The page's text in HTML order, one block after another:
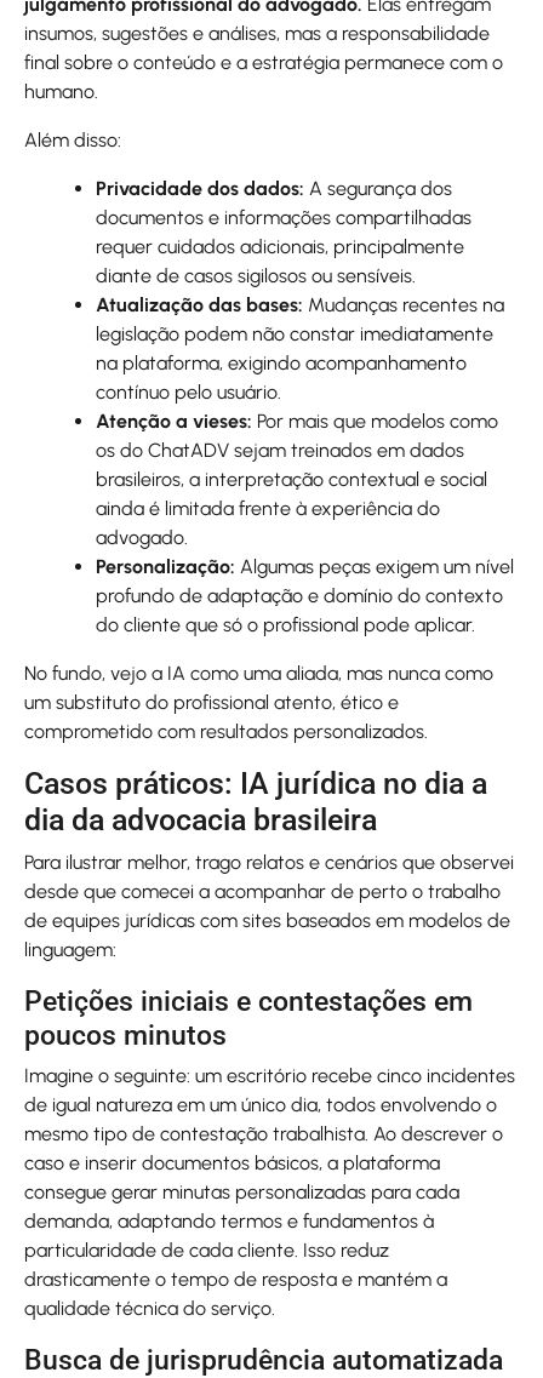
insumos, sugestões e análises, mas a responsabilidade
final sobre o conteúdo e a estratégia permanece com o
humano.
Além disso:
Privacidade dos dados: A segurança dos
documentos e informações compartilhadas
requer cuidados adicionais, principalmente
diante de casos sigilosos ou sensíveis.
Atualização das bases: Mudanças recentes na
legislação podem não constar imediatamente
na plataforma, exigindo acompanhamento
contínuo pelo usuário.
Atenção a vieses: Por mais que modelos como
os do ChatADV sejam treinados em dados
brasileiros, a interpretação contextual e social
ainda é limitada frente à experiência do
advogado.
Personalização: Algumas peças exigem um nível
profundo de adaptação e domínio do contexto
do cliente que só o profissional pode aplicar.
No fundo, vejo a IA como uma aliada, mas nunca como
um substituto do profissional atento, ético e
comprometido com resultados personalizados.
Casos práticos: IA jurídica no dia a
dia da advocacia brasileira
Para ilustrar melhor, trago relatos e cenários que observei
desde que comecei a acompanhar de perto o trabalho
de equipes jurídicas com sites baseados em modelos de
linguagem:
Petições iniciais e contestações em
poucos minutos
Imagine o seguinte: um escritório recebe cinco incidentes
de igual natureza em um único dia, todos envolvendo o
mesmo tipo de contestação trabalhista. Ao descrever o
caso e inserir documentos básicos, a plataforma
consegue gerar minutas personalizadas para cada
demanda, adaptando termos e fundamentos à
particularidade de cada cliente. Isso reduz
drasticamente o tempo de resposta e mantém a
qualidade técnica do serviço.
Busca de jurisprudência automatizada